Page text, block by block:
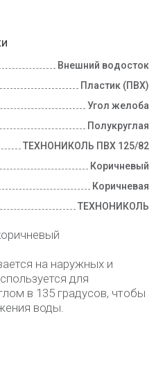
Внешний водосток
Пластик (ПВХ)
Угол желоба
Полукруглая
ТЕХНОНИКОЛЬ ПВХ 125/82
Коричневый
Коричневая
ТЕХНОНИКОЛЬ
на наружных и
для
в 135 градусов, чтобы
воды.